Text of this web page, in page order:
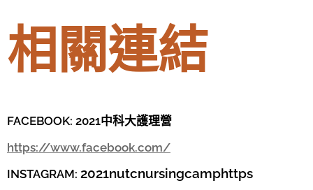
相關連結
FACEBOOK: 2021中科大護理營
https://www.facebook.com/
INSTAGRAM: 2021nutcnursingcamphttps